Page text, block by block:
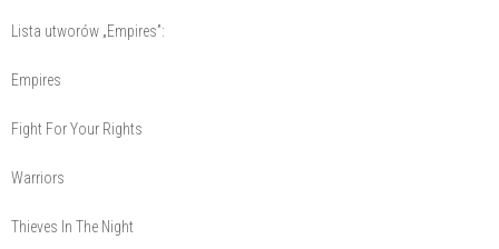
Lista utworów „Empires”:
Empires
Fight For Your Rights
Warriors
Thieves In The Night